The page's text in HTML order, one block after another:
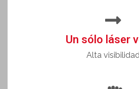
Un sólo láser
Alta